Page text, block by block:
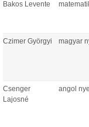
Bakos Levente
Czimer Györgyi magyar
Csenger
Lajosné
angol